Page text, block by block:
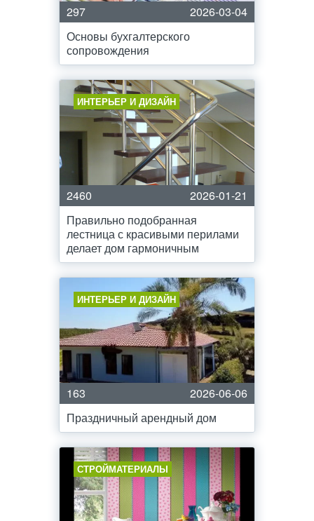
297
2026-03-04
Основы бухгалтерского
сопровождения
ИНТЕРЬЕР И ДИЗАЙН
2460
2026-01-21
Правильно подобранная
лестница с красивыми перилами
делает дом гармоничным
ИНТЕРЬЕР И ДИЗАЙН
163
2026-06-06
Праздничный арендный дом
СТРОЙМАТЕРИАЛЫ